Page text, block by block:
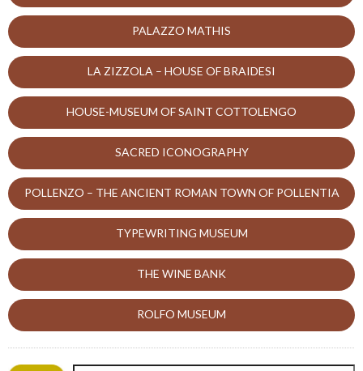
PALAZZO MATHIS
LA ZIZZOLA – HOUSE OF BRAIDESI
HOUSE-MUSEUM OF SAINT COTTOLENGO
SACRED ICONOGRAPHY
POLLENZO – THE ANCIENT ROMAN TOWN OF POLLENTIA
TYPEWRITING MUSEUM
THE WINE BANK
ROLFO MUSEUM